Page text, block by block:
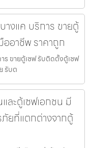
างแค บริการ ขายตู้
อาชีพ ราคาถูก
ร ขายตู้เซฟ รับติดตั้งตู้เซฟ
รับต
ละตู้เซฟเอกชน มี
ภัยที่แตกต่างจากตู้